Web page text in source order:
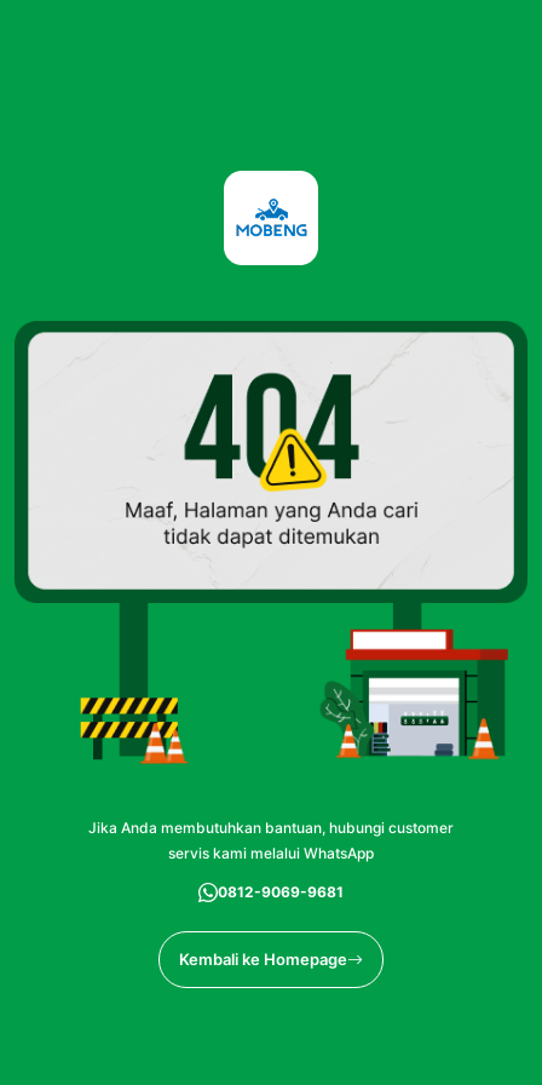
Jika Anda membutuhkan bantuan, hubungi customer
servis kami melalui WhatsApp
0812-9069-9681
Kembali ke Homepage